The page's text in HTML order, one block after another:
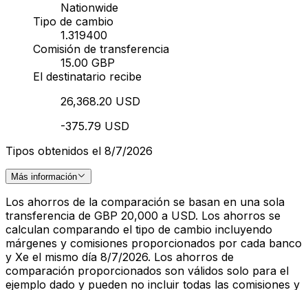
Nationwide
Tipo de cambio
1.319400
Comisión de transferencia
15.00 GBP
El destinatario recibe
26,368.20 USD
-375.79 USD
Tipos obtenidos el 8/7/2026
Más información
Los ahorros de la comparación se basan en una sola
transferencia de GBP 20,000 a USD. Los ahorros se
calculan comparando el tipo de cambio incluyendo
márgenes y comisiones proporcionados por cada banco
y Xe el mismo día 8/7/2026. Los ahorros de
comparación proporcionados son válidos solo para el
ejemplo dado y pueden no incluir todas las comisiones y